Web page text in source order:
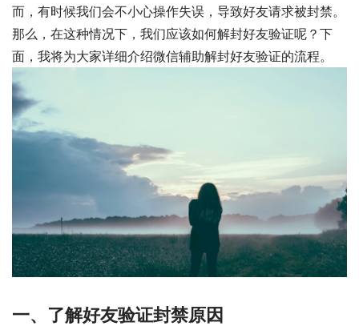
而，有时候我们会不小心操作失误，导致好友请求被封禁。
那么，在这种情况下，我们应该如何解封好友验证呢？下
面，我将为大家详细介绍微信辅助解封好友验证的流程。
一、了解好友验证封禁原因